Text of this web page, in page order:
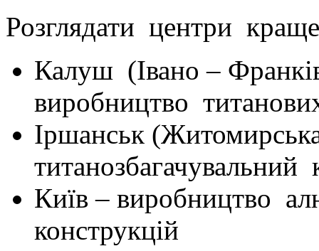
Розглядати центри
Калуш (Івано –
виробництво
Іршанськ
титанозбагачувальний
Київ – виробництво
конструкцій